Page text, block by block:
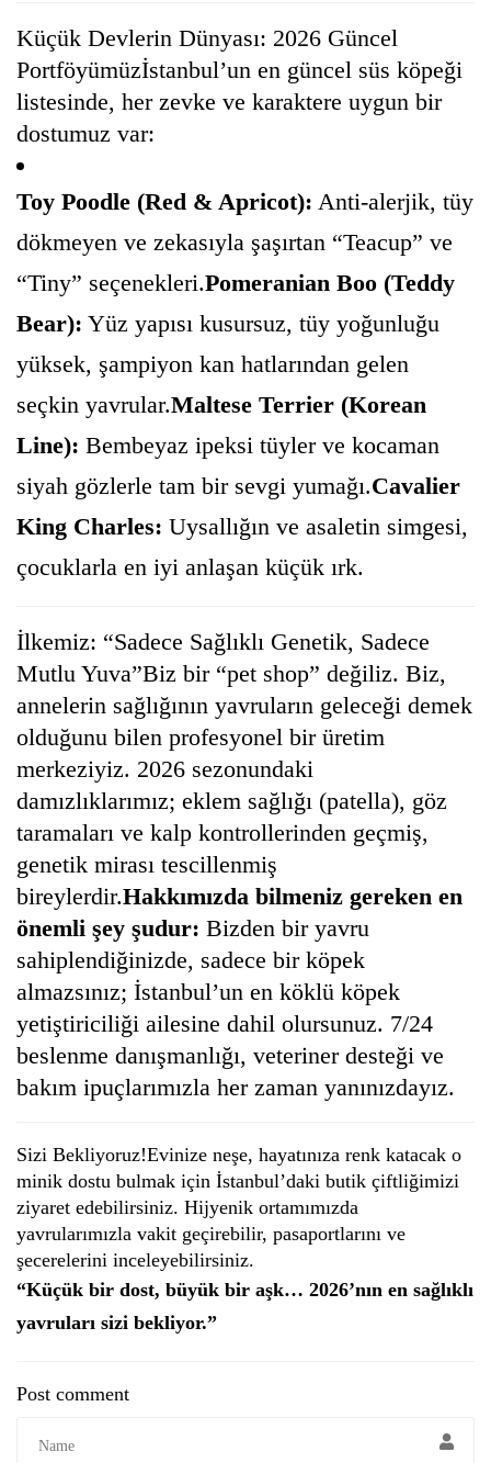
Küçük Devlerin Dünyası: 2026 Güncel
Portföyümüzİstanbul’un en güncel süs köpeği
listesinde, her zevke ve karaktere uygun bir
dostumuz var:
Toy Poodle (Red & Apricot): Anti-alerjik, tüy
dökmeyen ve zekasıyla şaşırtan “Teacup” ve
“Tiny” seçenekleri.Pomeranian Boo (Teddy
Bear): Yüz yapısı kusursuz, tüy yoğunluğu
yüksek, şampiyon kan hatlarından gelen
seçkin yavrular.Maltese Terrier (Korean
Line): Bembeyaz ipeksi tüyler ve kocaman
siyah gözlerle tam bir sevgi yumağı.Cavalier
King Charles: Uysallığın ve asaletin simgesi,
çocuklarla en iyi anlaşan küçük ırk.
İlkemiz: “Sadece Sağlıklı Genetik, Sadece
Mutlu Yuva”Biz bir “pet shop” değiliz. Biz,
annelerin sağlığının yavruların geleceği demek
olduğunu bilen profesyonel bir üretim
merkeziyiz. 2026 sezonundaki
damızlıklarımız; eklem sağlığı (patella), göz
taramaları ve kalp kontrollerinden geçmiş,
genetik mirası tescillenmiş
bireylerdir.Hakkımızda bilmeniz gereken en
önemli şey şudur: Bizden bir yavru
sahiplendiğinizde, sadece bir köpek
almazsınız; İstanbul’un en köklü köpek
yetiştiriciliği ailesine dahil olursunuz. 7/24
beslenme danışmanlığı, veteriner desteği ve
bakım ipuçlarımızla her zaman yanınızdayız.
Sizi Bekliyoruz!Evinize neşe, hayatınıza renk katacak o
minik dostu bulmak için İstanbul’daki butik çiftliğimizi
ziyaret edebilirsiniz. Hijyenik ortamımızda
yavrularımızla vakit geçirebilir, pasaportlarını ve
şecerelerini inceleyebilirsiniz.
“Küçük bir dost, büyük bir aşk… 2026’nın en sağlıklı
yavruları sizi bekliyor.”
Post comment